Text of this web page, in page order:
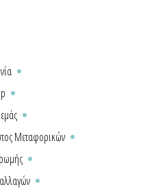
Μεταφορικών